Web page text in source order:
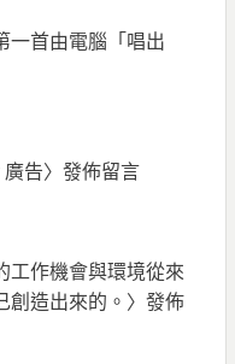
一首由電腦「唱出
告〉發佈留言
工作機會與環境從來
創造出來的。 〉發佈